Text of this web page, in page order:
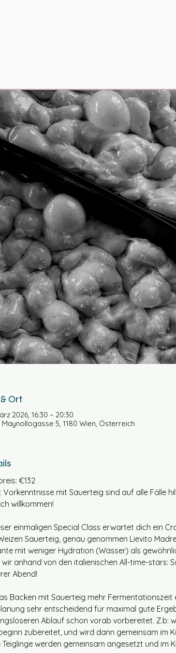
Ort
2026, 16:30 – 20:30
Maynollogasse 5, 1180 Wien, Österreich
€132
Vorkenntnisse mit Sauerteig sind auf alle Fälle
willkommen!
einmaligen Special Class erwartet dich ein
Sauerteig, genau genommen Lievito
mit weniger Hydration (Wasser) als
wir anhand von den italienischen All-time-stars:
Abend!
Backen mit Sauerteig mehr
sehr entscheidend für maximal gute
Ablauf schon vorab vorbereitet. Z.b:
zubereitet, und wird dann gemeinsam im
Teiglinge werden gemeinsam angesetzt und im